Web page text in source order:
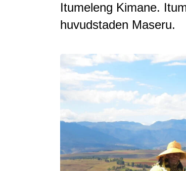
Itumeleng Kimane.
huvudstaden Maseru.